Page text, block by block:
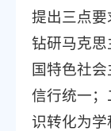
提出三点
钻研马克
国特色社
信行统一；
识转化为